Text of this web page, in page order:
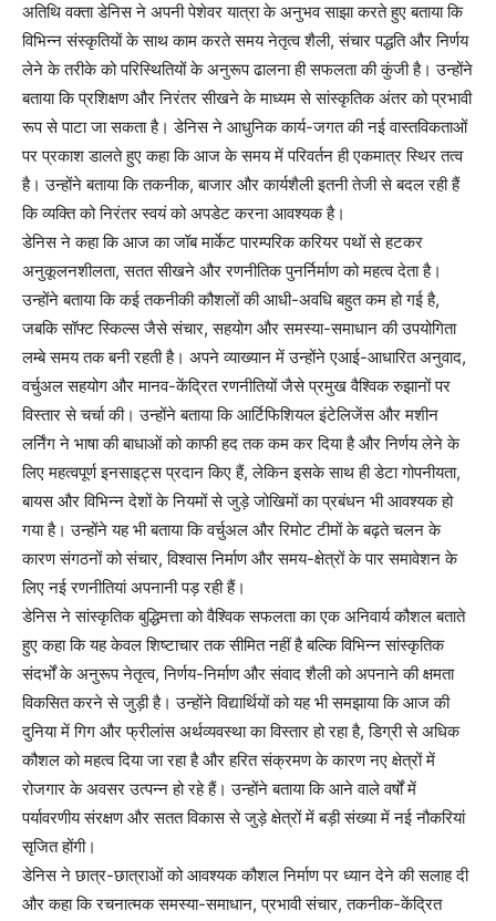
अतिथि वक्ता डेनिस ने अपनी पेशेवर यात्रा के अनुभव साझा करते हुए बताया कि
विभिन्न संस्कृतियों के साथ काम करते समय नेतृत्व शैली, संचार पद्धति और निर्णय
लेने के तरीके को परिस्थितियों के अनुरूप ढालना ही सफलता की कुंजी है। उन्होंने
बताया कि प्रशिक्षण और निरंतर सीखने के माध्यम से सांस्कृतिक अंतर को प्रभावी
रूप से पाटा जा सकता है। डेनिस ने आधुनिक कार्य-जगत की नई वास्तविकताओं
पर प्रकाश डालते हुए कहा कि आज के समय में परिवर्तन ही एकमात्र स्थिर तत्व
है। उन्होंने बताया कि तकनीक, बाजार और कार्यशैली इतनी तेजी से बदल रही हैं
कि व्यक्ति को निरंतर स्वयं को अपडेट करना आवश्यक है।
डेनिस ने कहा कि आज का जॉब मार्केट पारम्परिक करियर पथों से हटकर
अनुकूलनशीलता, सतत सीखने और रणनीतिक पुनर्निर्माण को महत्व देता है।
उन्होंने बताया कि कई तकनीकी कौशलों की आधी-अवधि बहुत कम हो गई है,
जबकि सॉफ्ट स्किल्स जैसे संचार, सहयोग और समस्या-समाधान की उपयोगिता
लम्बे समय तक बनी रहती है। अपने व्याख्यान में उन्होंने एआई-आधारित अनुवाद,
वर्चुअल सहयोग और मानव-केंद्रित रणनीतियों जैसे प्रमुख वैश्विक रुझानों पर
विस्तार से चर्चा की। उन्होंने बताया कि आर्टिफिशियल इंटेलिजेंस और मशीन
लर्निंग ने भाषा की बाधाओं को काफी हद तक कम कर दिया है और निर्णय लेने के
लिए महत्वपूर्ण इनसाइट्स प्रदान किए हैं, लेकिन इसके साथ ही डेटा गोपनीयता,
बायस और विभिन्न देशों के नियमों से जुड़े जोखिमों का प्रबंधन भी आवश्यक हो
गया है। उन्होंने यह भी बताया कि वर्चुअल और रिमोट टीमों के बढ़ते चलन के
कारण संगठनों को संचार, विश्वास निर्माण और समय-क्षेत्रों के पार समावेशन के
लिए नई रणनीतियां अपनानी पड़ रही हैं।
डेनिस ने सांस्कृतिक बुद्धिमत्ता को वैश्विक सफलता का एक अनिवार्य कौशल बताते
हुए कहा कि यह केवल शिष्टाचार तक सीमित नहीं है बल्कि विभिन्न सांस्कृतिक
संदर्भों के अनुरूप नेतृत्व, निर्णय-निर्माण और संवाद शैली को अपनाने की क्षमता
विकसित करने से जुड़ी है। उन्होंने विद्यार्थियों को यह भी समझाया कि आज की
दुनिया में गिग और फ्रीलांस अर्थव्यवस्था का विस्तार हो रहा है, डिग्री से अधिक
कौशल को महत्व दिया जा रहा है और हरित संक्रमण के कारण नए क्षेत्रों में
रोजगार के अवसर उत्पन्न हो रहे हैं। उन्होंने बताया कि आने वाले वर्षों में
पर्यावरणीय संरक्षण और सतत विकास से जुड़े क्षेत्रों में बड़ी संख्या में नई नौकरियां
सृजित होंगी।
डेनिस ने छात्र-छात्राओं को आवश्यक कौशल निर्माण पर ध्यान देने की सलाह दी
और कहा कि रचनात्मक समस्या-समाधान, प्रभावी संचार, तकनीक-केंद्रित